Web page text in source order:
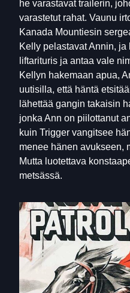
he varastavat trailerin,
varastetut rahat. Vaunu
Kanada Mountiesin
Kelly pelastavat Annin,
liftarituris ja antaa vale
Kellyn hakemaan apua,
uutisilla, että häntä
lähettää gangin takaisin
jonka Ann on piilottanut
kuin Trigger vangitsee
menee hänen avukseen,
Mutta luotettava
metsässä.